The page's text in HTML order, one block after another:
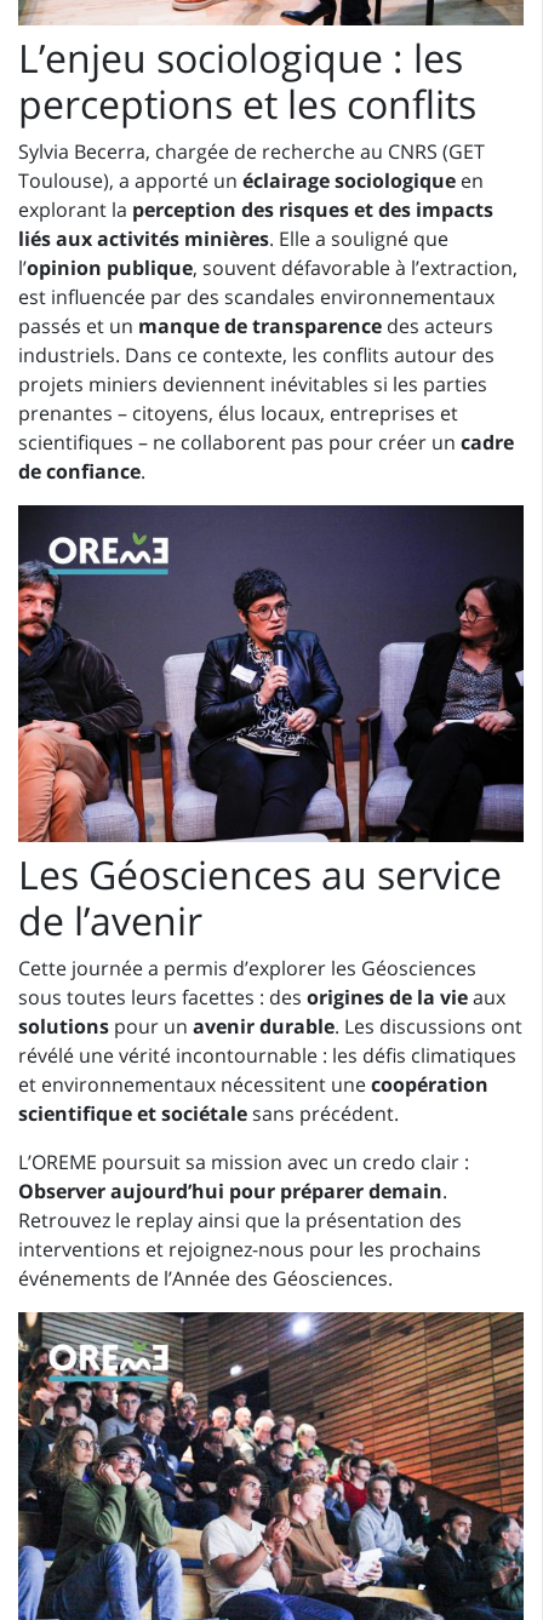
L’enjeu sociologique : les
perceptions et les conflits
Sylvia Becerra, chargée de recherche au CNRS (GET
Toulouse), a apporté un éclairage sociologique en
explorant la perception des risques et des impacts
liés aux activités minières. Elle a souligné que
l’opinion publique, souvent défavorable à l’extraction,
est influencée par des scandales environnementaux
passés et un manque de transparence des acteurs
industriels. Dans ce contexte, les conflits autour des
projets miniers deviennent inévitables si les parties
prenantes – citoyens, élus locaux, entreprises et
scientifiques – ne collaborent pas pour créer un cadre
de confiance.
Les Géosciences au service
de l’avenir
Cette journée a permis d’explorer les Géosciences
sous toutes leurs facettes : des origines de la vieaux
solutions pour un avenir durable. Les discussions ont
révélé une vérité incontournable : les défis climatiques
et environnementaux nécessitent unecoopération
scientifique et sociétalesans précédent.
L’OREME poursuit sa mission avec un credo clair :
Observer aujourd’hui pour préparer demain.
Retrouvez le replay ainsi que la présentation des
interventions et rejoignez-nous pour les prochains
événements de l’Année des Géosciences.